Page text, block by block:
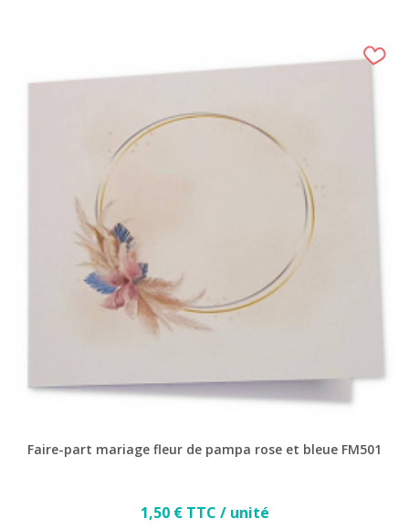
Faire-part mariage fleur de pampa rose et bleue FM501
Prix
1,50 € TTC / unité